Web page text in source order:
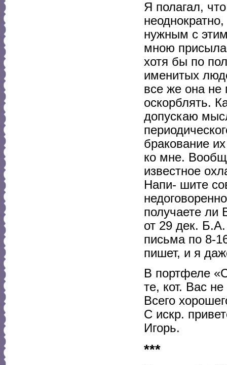
Я полагал,
нужным с этим
мною
хотя бы по
именитых
все же она не
оскорблять.
допускаю
бракование
ко мне.
известное
Напи- шите
получаете
от 29 дек.
письма по 8-
пишет, и я
В портфеле
те, кот. Вас
Всего
С искр.
Игорь.
***